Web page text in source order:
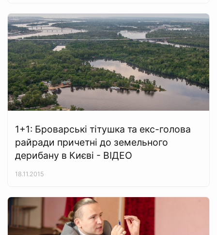
1+1: Броварські тітушка та екс-голова
райради причетні до земельного
дерибану в Києві - ВІДЕО
18.11.2015